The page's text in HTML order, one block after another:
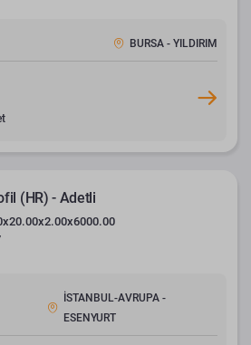
BURSA - YILDIRIM
(HR) - Adetli
İSTANBUL-AVRUPA -
ESENYURT